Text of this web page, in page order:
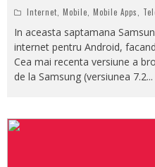
Internet Mobile Mobile Apps
In aceasta saptamana
internet pentru Android,
Cea mai recenta versiune a
de la Samsung (versiunea 7.2...